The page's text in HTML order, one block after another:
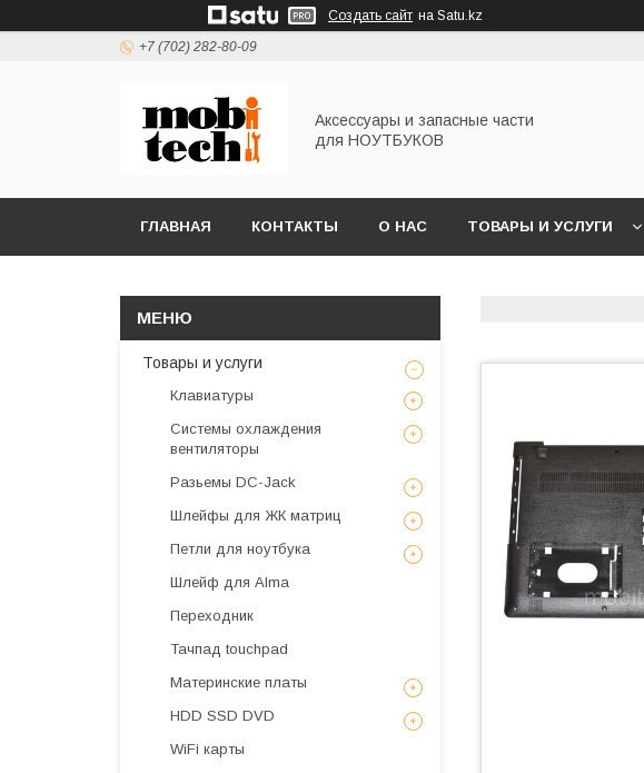
Создать сайт на Satu.kz
+7 (702) 282-80-09
Аксессуары и запасные части
для НОУТБУКОВ
ГЛАВНАЯ КОНТАКТЫ О НАС ТОВАРЫ И УСЛУГИ
Товары и услуги
Клавиатуры
Системы охлаждения
вентиляторы
Разьемы DC-Jack
Шлейфы для ЖК матриц
Петли для ноутбука
Шлейф для Alma
Переходник
Тачпад touchpad
Материнские платы
HDD SSD DVD
WiFi карты